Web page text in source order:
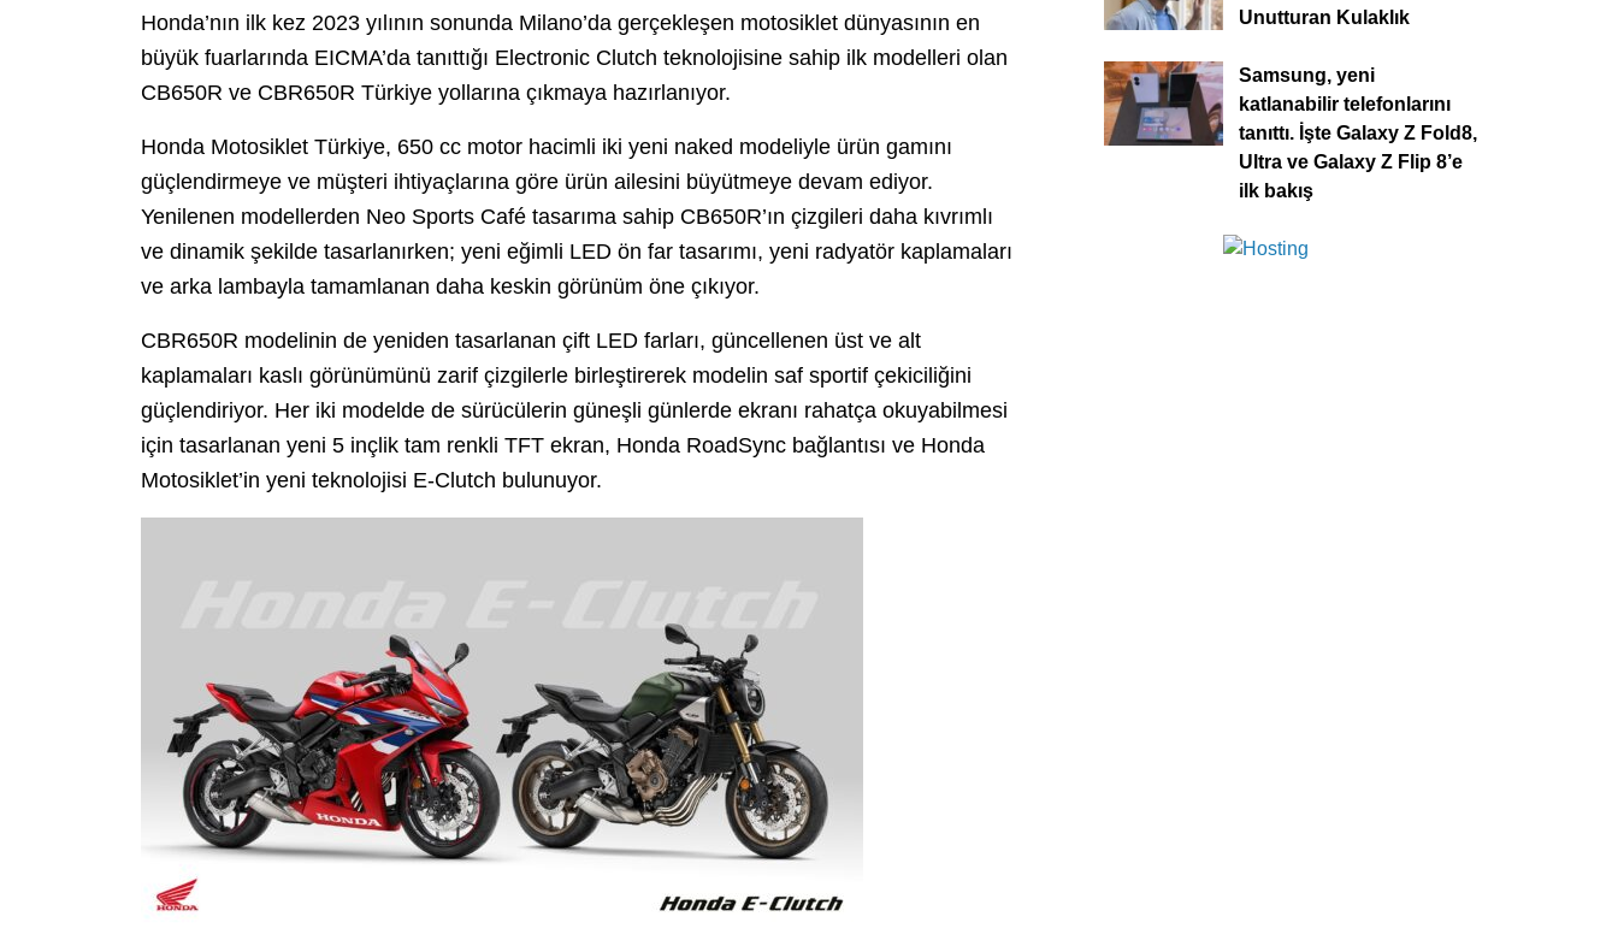
Honda’nın ilk kez 2023 yılının sonunda Milano’da gerçekleşen motosiklet dünyasının en
büyük fuarlarında EICMA’da tanıttığı Electronic Clutch teknolojisine sahip ilk modelleri olan
CB650R ve CBR650R Türkiye yollarına çıkmaya hazırlanıyor.
Honda Motosiklet Türkiye, 650 cc motor hacimli iki yeni naked modeliyle ürün gamını
güçlendirmeye ve müşteri ihtiyaçlarına göre ürün ailesini büyütmeye devam ediyor.
Yenilenen modellerden Neo Sports Café tasarıma sahip CB650R’ın çizgileri daha kıvrımlı
ve dinamik şekilde tasarlanırken; yeni eğimli LED ön far tasarımı, yeni radyatör kaplamaları
ve arka lambayla tamamlanan daha keskin görünüm öne çıkıyor.
CBR650R modelinin de yeniden tasarlanan çift LED farları, güncellenen üst ve alt
kaplamaları kaslı görünümünü zarif çizgilerle birleştirerek modelin saf sportif çekiciliğini
güçlendiriyor. Her iki modelde de sürücülerin güneşli günlerde ekranı rahatça okuyabilmesi
için tasarlanan yeni 5 inçlik tam renkli TFT ekran, Honda RoadSync bağlantısı ve Honda
Motosiklet’in yeni teknolojisi E-Clutch bulunuyor.
Unutturan Kulaklık
Samsung, yeni
katlanabilir telefonlarını
tanıttı. İşte Galaxy Z Fold8,
Ultra ve Galaxy Z Flip 8’e
ilk bakış